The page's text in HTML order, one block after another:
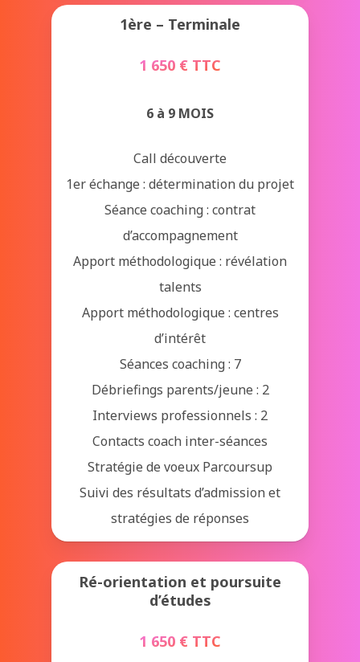
1ère – Terminale
1 650 € TTC
6 à 9 MOIS
Call découverte
1er échange : détermination du projet
Séance coaching : contrat
d’accompagnement
Apport méthodologique : révélation
talents
Apport méthodologique : centres
d’intérêt
Séances coaching : 7
Débriefings parents/jeune : 2
Interviews professionnels : 2
Contacts coach inter-séances
Stratégie de voeux Parcoursup
Suivi des résultats d’admission et
stratégies de réponses
Ré-orientation et poursuite
d’études
1 650 € TTC